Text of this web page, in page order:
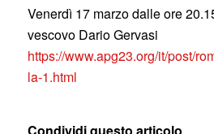
Venerdì 17 marzo dalle ore
vescovo Dario Gervasi
https://www.apg23.org/it/post/
la-1.html
Condividi questo articolo